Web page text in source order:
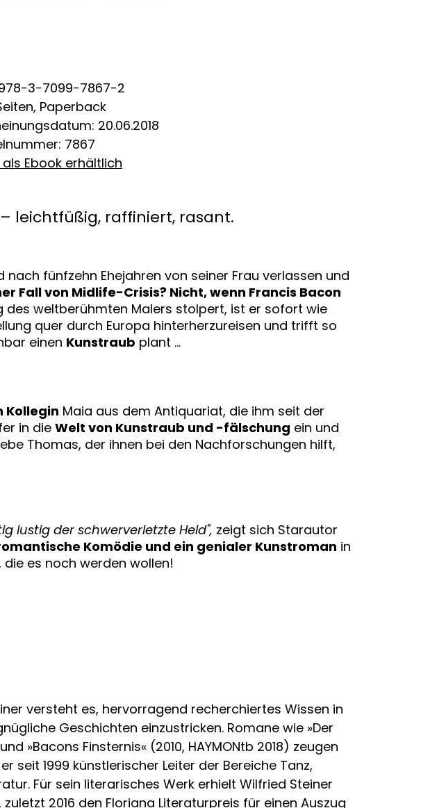
978-3-7099-7867-2
Paperback
20.06.2018
7867
Ebook erhältlich
leichtfüßig, raffiniert, rasant.
fünfzehn Ehejahren von seiner Frau verlassen und
Fall von Midlife-Crisis? Nicht, wenn Francis Bacon
des weltberühmten Malers stolpert, ist er sofort wie
quer durch Europa hinterherzureisen und trifft so
einen Kunstraub plant …
Kollegin Maia aus dem Antiquariat, die ihm seit der
in die Welt von Kunstraub und -fälschung ein und
Thomas, der ihnen bei den Nachforschungen hilft,
lustig der schwerverletzte Held", zeigt sich Starautor
Komödie und ein genialer Kunstroman in
es noch werden wollen!
versteht es, hervorragend recherchiertes Wissen in
Geschichten einzustricken. Romane wie »Der
»Bacons Finsternis« (2010, HAYMONtb 2018) zeugen
seit 1999 künstlerischer Leiter der Bereiche Tanz,
Für sein literarisches Werk erhielt Wilfried Steiner
2016 den Floriana Literaturpreis für einen Auszug